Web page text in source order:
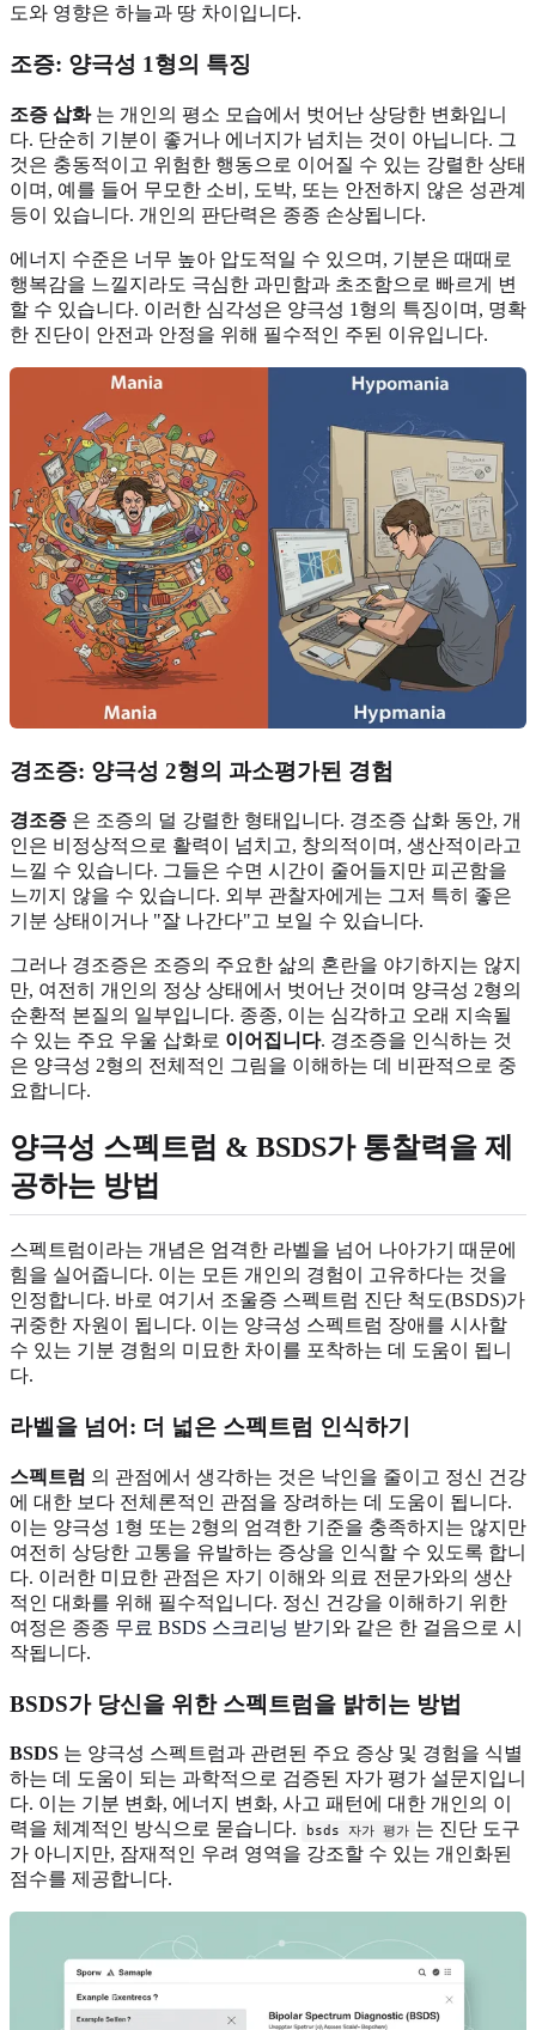
도와 영향은 하늘과 땅 차이입니다.
조증: 양극성 1형의 특징
조증 삽화는 개인의 평소 모습에서 벗어난 상당한 변화입니
다. 단순히 기분이 좋거나 에너지가 넘치는 것이 아닙니다. 그
것은 충동적이고 위험한 행동으로 이어질 수 있는 강렬한 상태
이며, 예를 들어 무모한 소비, 도박, 또는 안전하지 않은 성관계
등이 있습니다. 개인의 판단력은 종종 손상됩니다.
에너지 수준은 너무 높아 압도적일 수 있으며, 기분은 때때로
행복감을 느낄지라도 극심한 과민함과 초조함으로 빠르게 변
할 수 있습니다. 이러한 심각성은 양극성 1형의 특징이며, 명확
한 진단이 안전과 안정을 위해 필수적인 주된 이유입니다.
경조증: 양극성 2형의 과소평가된 경험
경조증 은 조증의 덜 강렬한 형태입니다. 경조증 삽화 동안, 개
인은 비정상적으로 활력이 넘치고, 창의적이며, 생산적이라고
느낄 수 있습니다. 그들은 수면 시간이 줄어들지만 피곤함을
느끼지 않을 수 있습니다. 외부 관찰자에게는 그저 특히 좋은
기분 상태이거나 "잘 나간다"고 보일 수 있습니다.
그러나 경조증은 조증의 주요한 삶의 혼란을 야기하지는 않지
만, 여전히 개인의 정상 상태에서 벗어난 것이며 양극성 2형의
순환적 본질의 일부입니다. 종종, 이는 심각하고 오래 지속될
수 있는 주요 우울 삽화로 이어집니다. 경조증을 인식하는 것
은 양극성 2형의 전체적인 그림을 이해하는 데 비판적으로 중
요합니다.
양극성 스펙트럼 & BSDS가 통찰력을 제
공하는 방법
스펙트럼이라는 개념은 엄격한 라벨을 넘어 나아가기 때문에
힘을 실어줍니다. 이는 모든 개인의 경험이 고유하다는 것을
인정합니다. 바로 여기서 조울증 스펙트럼 진단 척도(BSDS)가
귀중한 자원이 됩니다. 이는 양극성 스펙트럼 장애를 시사할
수 있는 기분 경험의 미묘한 차이를 포착하는 데 도움이 됩니
다.
라벨을 넘어: 더 넓은 스펙트럼 인식하기
스펙트럼 의 관점에서 생각하는 것은 낙인을 줄이고 정신 건강
에 대한 보다 전체론적인 관점을 장려하는 데 도움이 됩니다.
이는 양극성 1형 또는 2형의 엄격한 기준을 충족하지는 않지만
여전히 상당한 고통을 유발하는 증상을 인식할 수 있도록 합니
다. 이러한 미묘한 관점은 자기 이해와 의료 전문가와의 생산
적인 대화를 위해 필수적입니다. 정신 건강을 이해하기 위한
여정은 종종 무료 BSDS 스크리닝 받기 와 같은 한 걸음으로 시
작됩니다.
BSDS가 당신을 위한 스펙트럼을 밝히는 방법
BSDS 는 양극성 스펙트럼과 관련된 주요 증상 및 경험을 식별
하는 데 도움이 되는 과학적으로 검증된 자가 평가 설문지입니
다. 이는 기분 변화, 에너지 변화, 사고 패턴에 대한 개인의 이
력을 체계적인 방식으로 묻습니다.
bsds 자가 평가 는 진단 도구
가 아니지만, 잠재적인 우려 영역을 강조할 수 있는 개인화된
점수를 제공합니다.